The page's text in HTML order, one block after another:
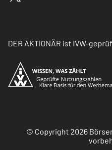
DER AKTIONÄR ist IVW-
© Copyright 2026